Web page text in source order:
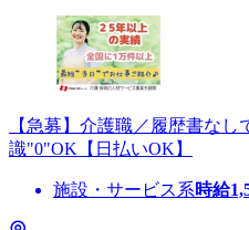
【急募】介護職／履歴書な
識"0"OK【日払いOK】
施設・サービス系時給